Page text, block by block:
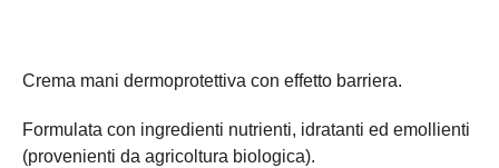
Crema mani dermoprotettiva con effetto barriera.
Formulata con ingredienti nutrienti, idratanti ed emollienti
(provenienti da agricoltura biologica).